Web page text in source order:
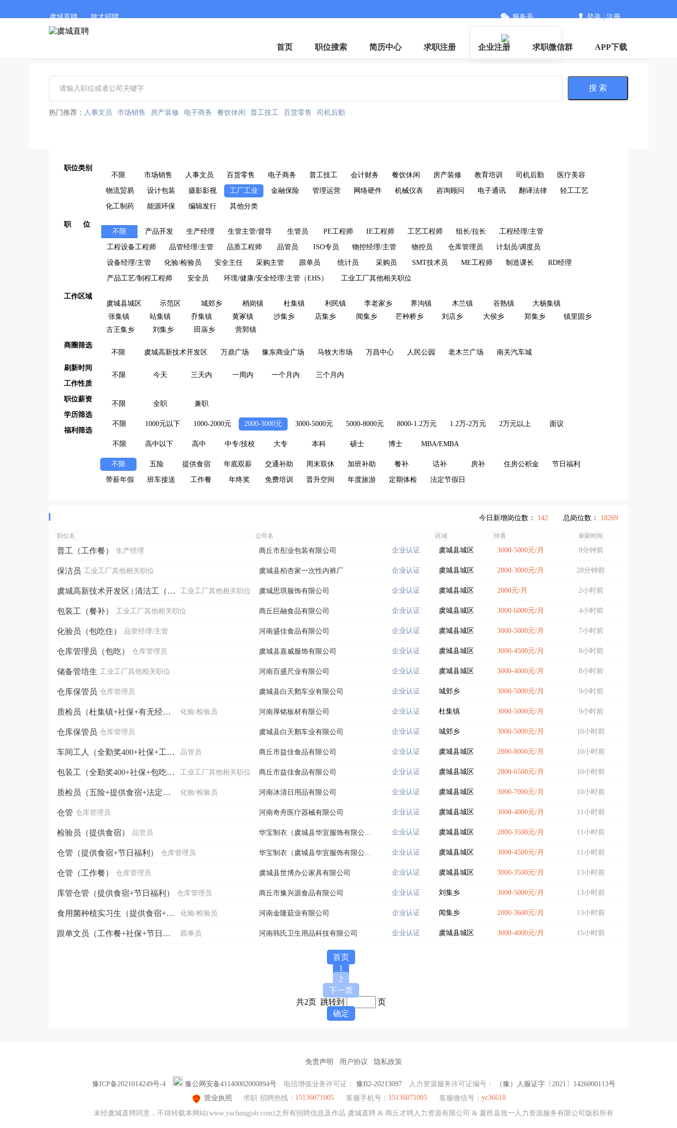
虞城直聘 致才招聘 服务号 登录|注册
首页 职位搜索 简历中心 求职注册 企业注册 求职微信群 APP下载
搜 索
热门推荐： 人事文员 市场销售 房产装修 电子商务 餐饮休闲 普工技工 百货零售 司机后勤
职位类别
不限
市场销售 人事文员 百货零售 电子商务 普工技工 会计财务 餐饮休闲 房产装修 教育培训 司机后勤 医疗美容
物流贸易 设计包装 摄影影视 工厂工业 金融保险 管理运营 网络硬件 机械仪表 咨询顾问 电子通讯 翻译法律 轻工工艺
化工制药 能源环保 编辑发行 其他分类
职 位
不限
产品开发 生产经理 生管主管/督导 生管员 PE工程师 IE工程师 工艺工程师 组长/拉长 工程经理/主管
工程设备工程师 品管经理/主管 品质工程师 品管员 ISO专员 物控经理/主管 物控员 仓库管理员 计划员/调度员
设备经理/主管 化验/检验员 安全主任 采购主管 跟单员 统计员 采购员 SMT技术员 ME工程师 制造课长 RD经理
产品工艺/制程工程师 安全员 环境/健康/安全经理/主管（EHS） 工业工厂其他相关职位
工作区域
虞城县城区
示范区 城郊乡 稍岗镇 杜集镇 利民镇 李老家乡 界沟镇 木兰镇 谷熟镇
大杨集镇
张集镇
站集镇 乔集镇 黄冢镇 沙集乡 店集乡 闻集乡 芒种桥乡 刘店乡 大侯乡 郑集乡
镇里固乡
古王集乡
刘集乡 田庙乡 营郭镇
商圈筛选
不限
虞城高新技术开发区 万鼎广场 豫东商业广场 马牧大市场 万昌中心 人民公园 老木兰广场 南关汽车城
刷新时间
不限
今天 三天内 一周内 一个月内
三个月内
工作性质
不限 全职 兼职
职位薪资
不限 1000元以下 1000-2000元 2000-3000元 3000-5000元 5000-8000元 8000-1.2万元 1.2万-2万元 2万元以上 面议
学历筛选
不限 高中以下 高中 中专/技校 大专 本科 硕士 博士 MBA/EMBA
福利筛选
不限 五险 提供食宿 年底双薪 交通补助 周末双休 加班补助 餐补 话补 房补 住房公积金 节日福利
带薪年假 班车接送 工作餐 年终奖 免费培训 晋升空间 年度旅游 定期体检 法定节假日
总岗位数： 18269
今日新增岗位数： 142
职位名 公司名 区域 待遇 刷新时间
普工（工作餐） 生产经理 商丘市彤业包装有限公司 企业认证 虞城县城区 3000-5000元/月 9分钟前
保洁员 工业工厂其他相关职位 虞城县柏杏家一次性内裤厂 企业认证 虞城县城区 2800-3000元/月 28分钟前
虞城高新技术开发区 | 清洁工（工作餐） 工业工厂其他相关职位 虞城思琪服饰有限公司 企业认证 虞城县城区 2000元/月 2小时前
包装工（餐补） 工业工厂其他相关职位 商丘巨融食品有限公司 企业认证 虞城县城区 3000-6000元/月 4小时前
化验员（包吃住） 品管经理/主管 河南盛佳食品有限公司 企业认证 虞城县城区 3000-5000元/月 7小时前
仓库管理员（包吃） 仓库管理员 虞城县嘉威服饰有限公司 企业认证 虞城县城区 3000-4500元/月 8小时前
储备管培生 工业工厂其他相关职位 河南百盛尺业有限公司 企业认证 虞城县城区 3000-4000元/月 8小时前
仓库保管员 仓库管理员 虞城县白天鹅车业有限公司 企业认证 城郊乡 3000-5000元/月 9小时前
质检员（杜集镇+社保+有无经验均可） 化验/检验员 河南厚铭板材有限公司 企业认证 杜集镇 3000-5000元/月 9小时前
仓库保管员 仓库管理员 虞城县白天鹅车业有限公司 企业认证 城郊乡 3000-5000元/月 10小时前
车间工人（全勤奖400+社保+工作餐） 品管员 商丘市益佳食品有限公司 企业认证 虞城县城区 2800-8000元/月 10小时前
包装工（全勤奖400+社保+包吃住） 工业工厂其他相关职位 商丘市益佳食品有限公司 企业认证 虞城县城区 2800-6500元/月 10小时前
质检员（五险+提供食宿+法定节假日） 化验/检验员 河南冰清日用品有限公司 企业认证 虞城县城区 3000-7000元/月 10小时前
仓管 仓库管理员 河南奇舟医疗器械有限公司 企业认证 虞城县城区 3000-4000元/月 11小时前
检验员（提供食宿） 品管员 华宝制衣（虞城县华宜服饰有限公... 企业认证 虞城县城区 2800-3500元/月 11小时前
仓管（提供食宿+节日福利） 仓库管理员 华宝制衣（虞城县华宜服饰有限公... 企业认证 虞城县城区 3000-4500元/月 11小时前
仓管（工作餐） 仓库管理员 虞城县世博办公家具有限公司 企业认证 虞城县城区 3000-3500元/月 13小时前
库管仓管（提供食宿+节日福利） 仓库管理员 商丘市豫兴源食品有限公司 企业认证 刘集乡 3000-5000元/月 13小时前
食用菌种植实习生（提供食宿+接受应届毕业生） 化验/检验员 河南金隆菇业有限公司 企业认证 闻集乡 2000-3600元/月 13小时前
跟单文员（工作餐+社保+节日福利）（不含销售） 跟单员 河南韩氏卫生用品科技有限公司 企业认证 虞城县城区 3000-4000元/月 15小时前
首页
1
2
下一页
共2页 跳转到
页
确定
免责声明 用户协议 隐私政策
豫ICP备2021014249号-4 豫公网安备41140002000894号 电信增值业务许可证： 豫B2-20213097 人力资源服务许可证编号：
（豫）人服证字〔2021〕1426000113号
营业执照
求职·招聘热线： 15136071005 客服手机号： 15136071005 客服微信号： yc36618
未经虞城直聘同意，不得转载本网站(www.yuchengjob.com)之所有招聘信息及作品 虞城直聘 & 商丘才聘人力资源有限公司 & 夏邑县致一人力资源服务有限公司版权所有